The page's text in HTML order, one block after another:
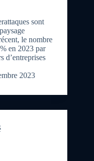
sont
le nombre
en 2023 par
d’entreprises
2023